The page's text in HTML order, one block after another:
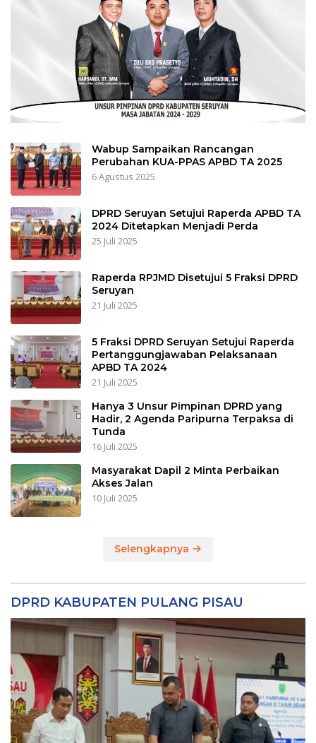
Wabup Sampaikan Rancangan
Perubahan KUA-PPAS APBD TA 2025
6 Agustus 2025
DPRD Seruyan Setujui Raperda APBD TA
2024 Ditetapkan Menjadi Perda
25 Juli 2025
Raperda RPJMD Disetujui 5 Fraksi DPRD
Seruyan
21 Juli 2025
5 Fraksi DPRD Seruyan Setujui Raperda
Pertanggungjawaban Pelaksanaan
APBD TA 2024
21 Juli 2025
Hanya 3 Unsur Pimpinan DPRD yang
Hadir, 2 Agenda Paripurna Terpaksa di
Tunda
16 Juli 2025
Masyarakat Dapil 2 Minta Perbaikan
Akses Jalan
10 Juli 2025
Selengkapnya
DPRD KABUPATEN PULANG PISAU